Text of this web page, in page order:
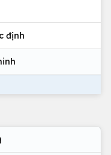
định